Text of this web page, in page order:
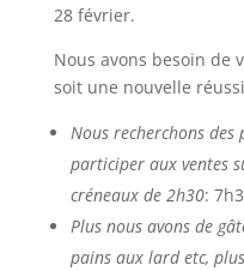
28 février.
Nous avons besoin de
soit une nouvelle
Nous recherchons des
participer aux ventes
créneaux de 2h30:
Plus nous avons de
pains aux lard etc,